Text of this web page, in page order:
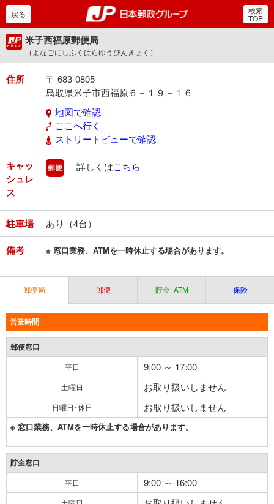
郵便局・日本郵政グルー
戻る 検索
TOP
米子西福原郵便局
（よなごにしふくはらゆうびんきょく）
住所
〒 683-0805
鳥取県米子市西福原６－１９－１６
地図で確認
ここへ行く
ストリートビューで確認
キャッ
シュレ
ス
郵便
詳しくはこちら
駐車場 あり（4台）
備考 ※ 窓口業務、ATMを一時休止する場合があります。
郵便局 郵便 貯金･ATM 保険
営業時間
郵便窓口
平日 9:00 ～ 17:00
土曜日 お取り扱いしません
日曜日･休日 お取り扱いしません
※ 窓口業務、ATMを一時休止する場合があります。
貯金窓口
平日 9:00 ～ 16:00